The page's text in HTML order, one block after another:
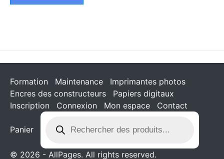
Formation Maintenance
Imprimantes photos
Encres des constructeurs
Papiers digitaux
Inscription
Connexion Mon espace Contact
Panier
© 2026 - AllPages. All rights reserved.